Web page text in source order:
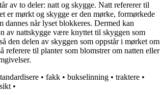
av to deler: natt og skygge. Natt refererer til
er mørkt og skygge er den mørke, formørkede
dannes når lyset blokkeres. Dermed kan
av nattskygge være knyttet til skyggen som
den delen av skyggen som oppstår i mørket om
referere til planter som blomstrer om natten eller
• fakk • bukselinning • traktere •
•